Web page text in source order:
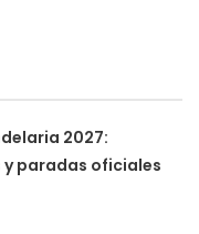
2027:
y paradas oficiales